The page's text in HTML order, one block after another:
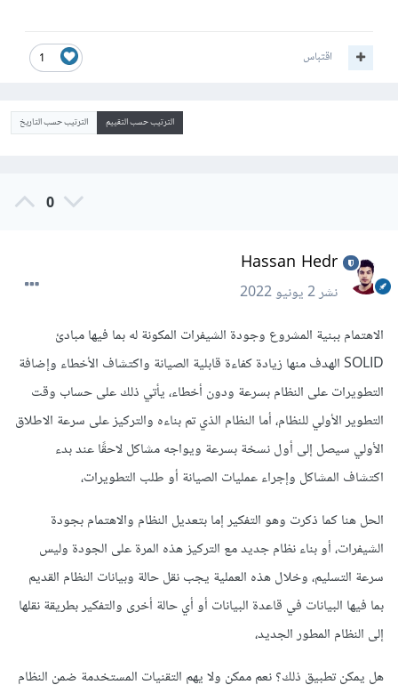
1 اقتباس
الترتيب حسب التقييم الترتيب حسب التاريخ
0
Hassan Hedr
نشر2 يونيو 2022
الاهتمام ببنية المشروع وجودة الشيفرات المكونة له بما فيها مبادئ
SOLID الهدف منها زيادة كفاءة قابلية الصيانة واكتشاف الأخطاء وإضافة
التطويرات على النظام بسرعة ودون أخطاء، يأتي ذلك على حساب وقت
التطوير الأولي للنظام، أما النظام الذي تم بناءه والتركيز على سرعة الاطلاق
الأولي سيصل إلى أول نسخة بسرعة ويواجه مشاكل لاحقًا عند بدء
اكتشاف المشاكل وإجراء عمليات الصيانة أو طلب التطويرات،
الحل هنا كما ذكرت وهو التفكير إما بتعديل النظام والاهتمام بجودة
الشيفرات، أو بناء نظام جديد مع التركيز هذه المرة على الجودة وليس
سرعة التسليم، وخلال هذه العملية يجب نقل حالة وبيانات النظام القديم
بما فيها البيانات في قاعدة البيانات أو أي حالة أخرى والتفكير بطريقة نقلها
إلى النظام المطور الجديد،
هل يمكن تطبيق ذلك؟ نعم ممكن ولا يهم التقنيات المستخدمة ضمن النظام